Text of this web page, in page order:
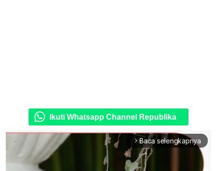
Ikuti Whatsapp Channel Republika
arrow_forward_ios Baca selengkapnya